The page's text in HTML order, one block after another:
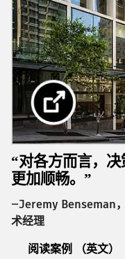
“对各方而言，
更加顺畅。”
—Jeremy Benseman
术经理
阅读案例 （英文）